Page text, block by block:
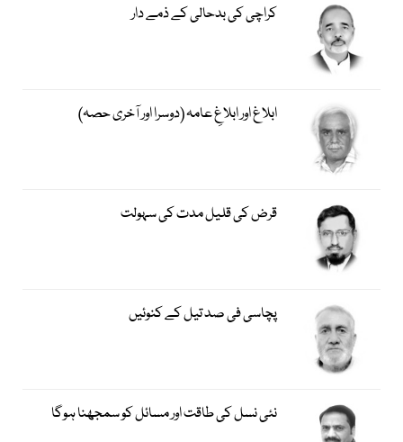
کراچی کی بدحالی کے ذمے دار
ابلاغ اور ابلاغِ عامہ (دوسرا اور آخری حصہ)
قرض کی قلیل مدت کی سہولت
پچاسی فی صد تیل کے کنوئیں
نئی نسل کی طاقت اور مسائل کو سمجھنا ہوگا